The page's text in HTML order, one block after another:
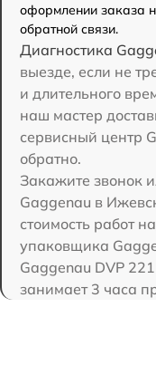
оформлении заказа
обратной связи.
Диагностика
выезде, если не
и длительного
наш мастер
сервисный центр
обратно.
Закажите звонок
Gaggenau в
стоимость работ
упаковщика
Gaggenau DVP
занимает 3 часа